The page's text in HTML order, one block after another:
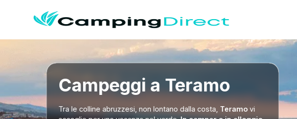
Campeggi a Teramo
Tra le colline abruzzesi, non lontano dalla costa, Teramo vi